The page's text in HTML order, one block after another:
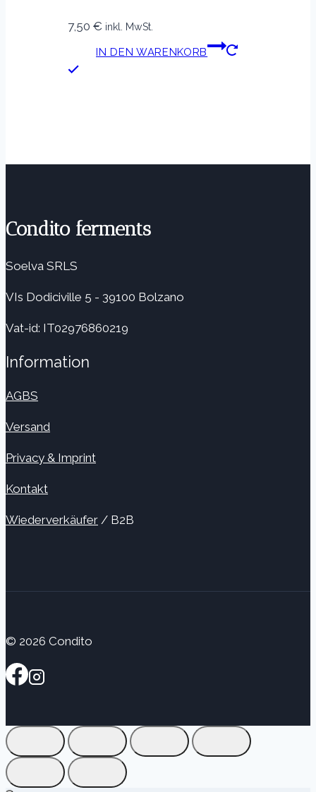
7,50 € inkl. MwSt.
IN DEN WARENKORB
Condito ferments
Soelva SRLS
VIs Dodiciville 5 - 39100 Bolzano
Vat-id: IT02976860219
Information
AGBS
Versand
Privacy & Imprint
Kontakt
Wiederverkäufer / B2B
© 2026 Condito